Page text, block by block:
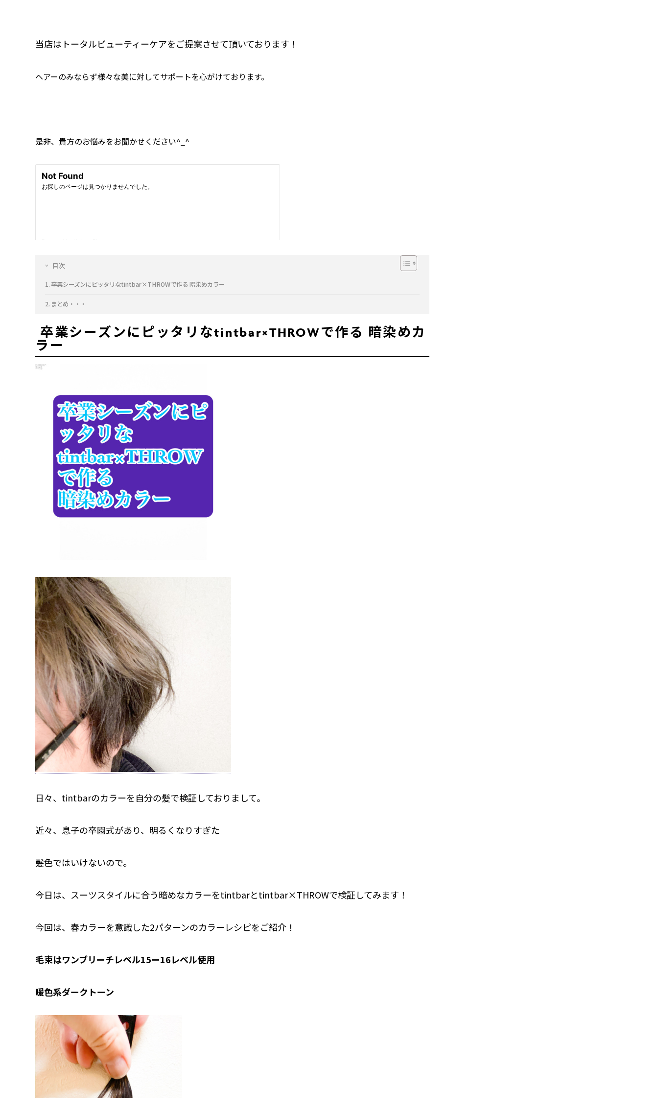
当店はトータルビューティーケアをご提案させて頂いております！
ヘアーのみならず様々な美に対してサポートを心がけております。
是非、貴方のお悩みをお聞かせください^_^
目次
卒業シーズンにピッタリなtintbar×THROWで作る 暗染めカラー
まとめ・・・
卒業シーズンにピッタリなtintbar×THROWで作る 暗染めカ
ラー
日々、tintbarのカラーを自分の髪で検証しておりまして。
近々、息子の卒園式があり、明るくなりすぎた
髪色ではいけないので。
今日は、スーツスタイルに合う暗めなカラーをtintbarとtintbar×THROWで検証してみます！
今回は、春カラーを意識した2パターンのカラーレシピをご紹介！
毛束はワンブリーチレベル15ー16レベル使用
暖色系ダークトーン